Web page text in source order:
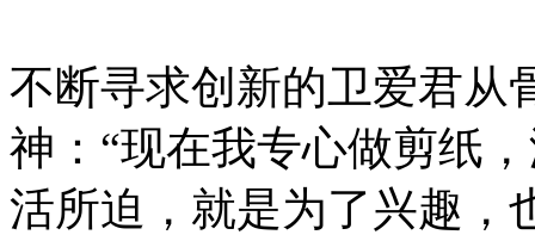
不断寻求创新的卫爱君从
神：“现在我专心做剪纸
活所迫，就是为了兴趣，